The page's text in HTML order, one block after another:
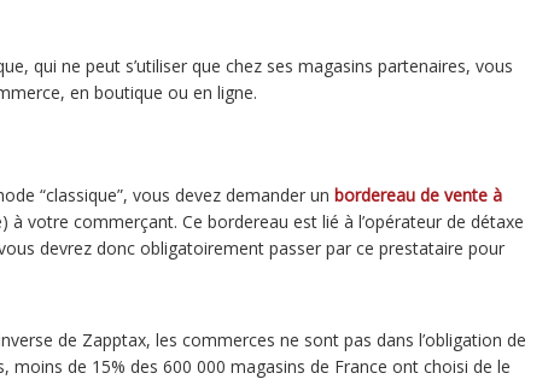
qui ne peut s’utiliser que chez ses magasins partenaires, vous
en boutique ou en ligne.
“classique”, vous devez demander un bordereau de vente à
à votre commerçant. Ce bordereau est lié à l’opérateur de détaxe
devrez donc obligatoirement passer par ce prestataire pour
de Zapptax, les commerces ne sont pas dans l’obligation de
de 15% des 600 000 magasins de France ont choisi de le